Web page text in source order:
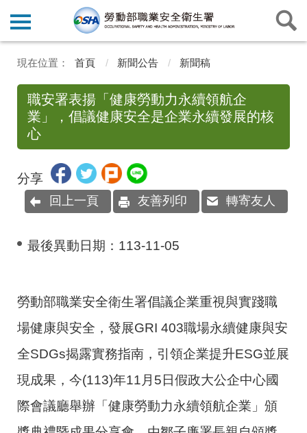
首頁 新聞公告 新聞稿
職安署表揚「健康勞動力永續領航企
業」，倡議健康安全是企業永續發展的核
心
分享
回上一頁 友善列印 轉寄友人
最後異動日期： 113-11-05
勞動部職業安全衛生署倡議企業重視與實踐職
場健康與安全，發展GRI 403職場永續健康與安
全SDGs揭露實務指南，引領企業提升ESG並展
現成果，今(113)年11月5日假政大公企中心國
際會議廳舉辦「健康勞動力永續領航企業」頒